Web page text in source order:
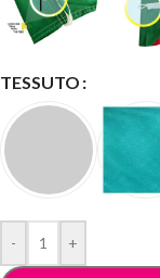
TESSUTO
- +